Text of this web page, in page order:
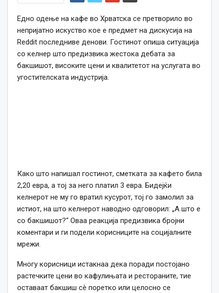
Едно одење на кафе во Хрватска се претворило во
непријатно искуство кое е предмет на дискусија на
Reddit последниве денови. Гостинот опиша ситуација
со келнер што предизвика жестока дебата за
бакшишот, високите цени и квалитетот на услугата во
угостителската индустрија.
Како што напишал гостинот, сметката за кафето била
2,20 евра, а тој за него платил 3 евра. Бидејќи
келнерот не му го вратил кусурот, тој го замолил за
истиот, на што келнерот наводно одговорил: „А што е
со бакшишот?“ Оваа реакција предизвика бројни
коментари и ги подели корисниците на социјалните
мрежи.
Многу корисници истакнаа дека поради постојано
растечките цени во кафулињата и рестораните, тие
оставаат бакшиш сè поретко или целосно се